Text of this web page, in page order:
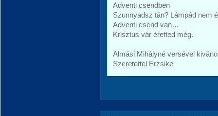
Adventi csendben
Szunnyadsz tán? Lámpád nem
Adventi csend van…
Krisztus vár éretted még.
Almási Mihályné versével
Szeretettel Erzsike